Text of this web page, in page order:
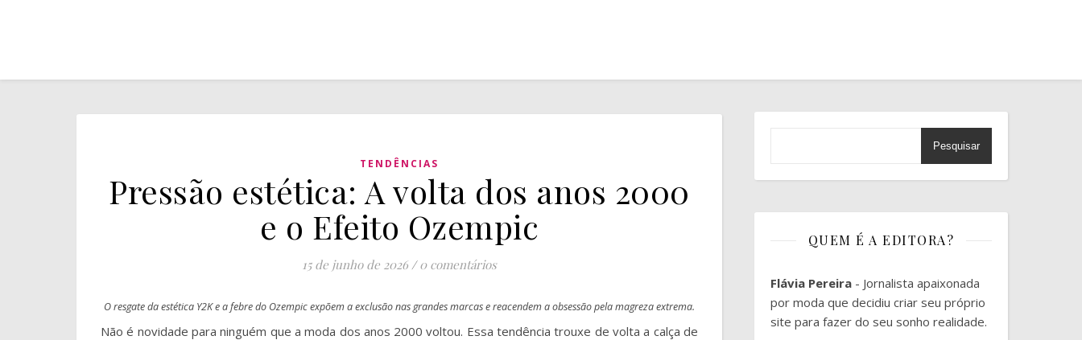
TENDÊNCIAS
Pressão estética: A volta dos anos 2000
e o Efeito Ozempic
15 de junho de 2026 / 0 comentários
O resgate da estética Y2K e a febre do Ozempic expõem a exclusão nas grandes marcas e reacendem a obsessão pela magreza extrema.
Não é novidade para ninguém que a moda dos anos 2000 voltou. Essa tendência trouxe de volta a calça de
Pesquisar
QUEM É A EDITORA?
Flávia Pereira - Jornalista apaixonada
por moda que decidiu criar seu próprio
site para fazer do seu sonho realidade.